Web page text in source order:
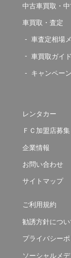
中古車買取・
車買取・査定
車査定相場
車買取ガイド
キャンペー
レンタカー
ＦＣ加盟店募集
企業情報
お問い合わせ
サイトマップ
ご利用規約
勧誘方針につい
プライバシー
ソーシャルメ